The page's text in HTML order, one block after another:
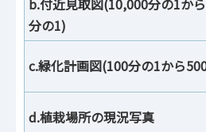
分の1)
c.緑化計画図(100分の1から
d.植栽場所の現況写真